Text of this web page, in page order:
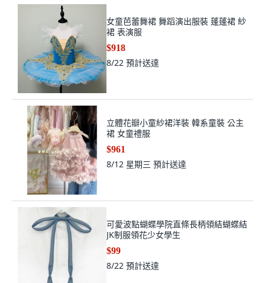
女童芭蕾舞裙 舞蹈演出服裝 蓬蓬裙 紗
裙 表演服
$918
8/22 預計送達
立體花瓣小童紗裙洋裝 韓系童裝 公主
裙 女童禮服
$961
8/12 星期三 預計送達
可愛波點蝴蝶學院直條長柄領結蝴蝶結
JK制服領花少女學生
$99
8/22 預計送達